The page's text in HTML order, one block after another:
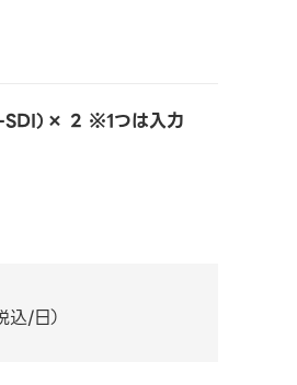
）× 2 ※1つは入力
込/日）